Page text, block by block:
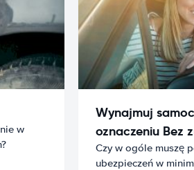
w
Wynajmuj
oznaczeniu Bez
Czy w ogóle muszę
ubezpieczeń w